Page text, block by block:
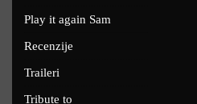
Play it again Sam
Recenzije
Traileri
Tribute to